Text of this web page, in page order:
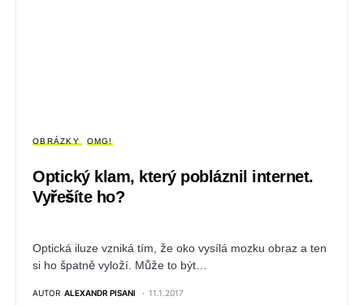
OBRÁZKY OMG!
Optický klam, který pobláznil internet.
Vyřešíte ho?
Optická iluze vzniká tím, že oko vysílá mozku obraz a ten
si ho špatně vyloží. Může to být…
AUTOR ALEXANDR PISANI 11.1.2017